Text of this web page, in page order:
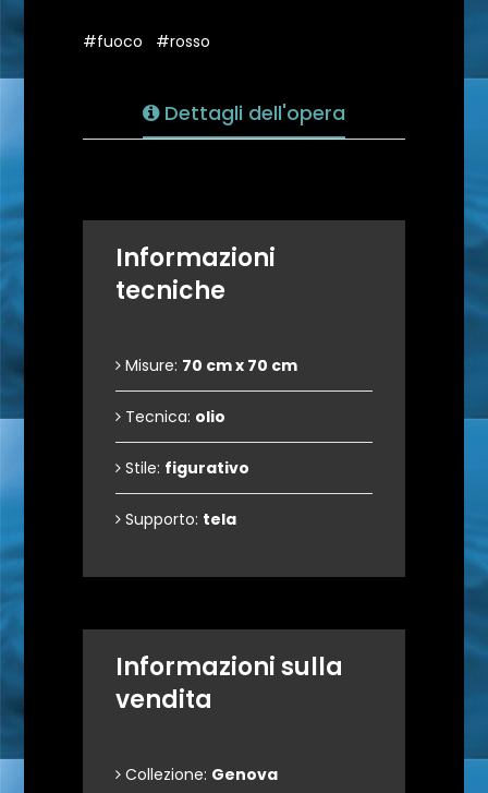
#fuoco #rosso
Dettagli dell'opera
Informazioni
tecniche
Misure: 70 cm x 70 cm
Tecnica: olio
Stile: figurativo
Supporto: tela
Informazioni sulla
vendita
Collezione: Genova